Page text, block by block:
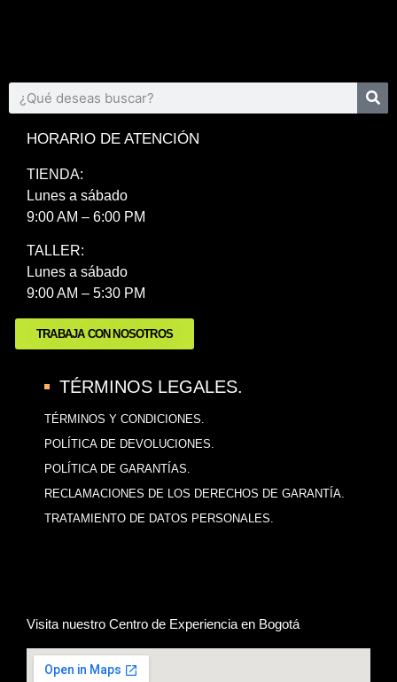
HORARIO DE ATENCIÓN
TIENDA:
Lunes a sábado
9:00 AM – 6:00 PM
TALLER:
Lunes a sábado
9:00 AM – 5:30 PM
TRABAJA CON NOSOTROS
TÉRMINOS LEGALES.
TÉRMINOS Y CONDICIONES.
POLÍTICA DE DEVOLUCIONES.
POLÍTICA DE GARANTÍAS.
RECLAMACIONES DE LOS DERECHOS DE GARANTÍA.
TRATAMIENTO DE DATOS PERSONALES.
Visita nuestro Centro de Experiencia en Bogotá